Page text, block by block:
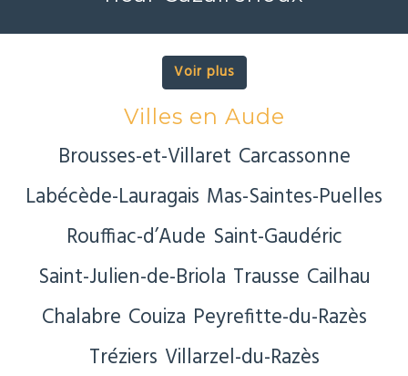
Voir plus
Villes en Aude
Brousses-et-Villaret Carcassonne
Labécède-Lauragais Mas-Saintes-Puelles
Rouffiac-d’Aude Saint-Gaudéric
Saint-Julien-de-Briola Trausse Cailhau
Chalabre Couiza Peyrefitte-du-Razès
Tréziers Villarzel-du-Razès